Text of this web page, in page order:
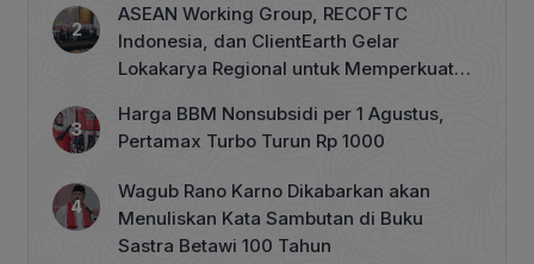
ASEAN Working Group, RECOFTC
Indonesia, dan ClientEarth Gelar
Lokakarya Regional untuk Memperkuat
Harga BBM Nonsubsidi per 1 Agustus,
Pertamax Turbo Turun Rp 1000
Wagub Rano Karno Dikabarkan akan
Menuliskan Kata Sambutan di Buku
Sastra Betawi 100 Tahun